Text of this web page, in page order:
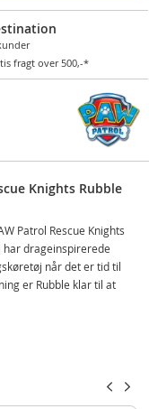
fragt over 500,-*
Knights Rubble
Patrol Rescue Knights
har drageinspirerede
når det er tid til
er Rubble klar til at
op fra bagsiden.
klar til redningsmissioner